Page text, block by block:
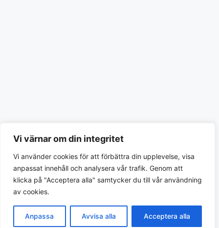
Vi värnar om din integritet
Vi använder cookies för att förbättra din upplevelse, visa
anpassat innehåll och analysera vår trafik. Genom att
klicka på "Acceptera alla" samtycker du till vår användning
av cookies.
Anpassa Avvisa alla Acceptera alla